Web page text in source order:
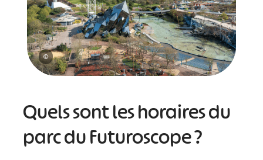
©
Quels sont les horaires du
parc du Futuroscope ?